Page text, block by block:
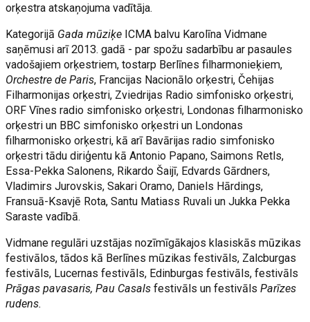
orķestra atskaņojuma vadītāja.
Kategorijā Gada mūziķe ICMA balvu Karolīna Vidmane
saņēmusi arī 2013. gadā - par spožu sadarbību ar pasaules
vadošajiem orķestriem, tostarp Berlīnes filharmonieķiem,
Orchestre de Paris, Francijas Nacionālo orķestri, Čehijas
Filharmonijas orķestri, Zviedrijas Radio simfonisko orķestri,
ORF Vīnes radio simfonisko orķestri, Londonas filharmonisko
orķestri un BBC simfonisko orķestri un Londonas
filharmonisko orķestri, kā arī Bavārijas radio simfonisko
orķestri tādu diriģentu kā Antonio Papano, Saimons Retls,
Essa-Pekka Salonens, Rikardo Šaijī, Edvards Gārdners,
Vladimirs Jurovskis, Sakari Oramo, Daniels Hārdings,
Fransuā-Ksavjē Rota, Santu Matiass Ruvali un Jukka Pekka
Saraste vadībā.
Vidmane regulāri uzstājas nozīmīgākajos klasiskās mūzikas
festivālos, tādos kā Berlīnes mūzikas festivāls, Zalcburgas
festivāls, Lucernas festivāls, Edinburgas festivāls, festivāls
Prāgas pavasaris, Pau Casalsfestivāls un festivālsParīzes
rudens.